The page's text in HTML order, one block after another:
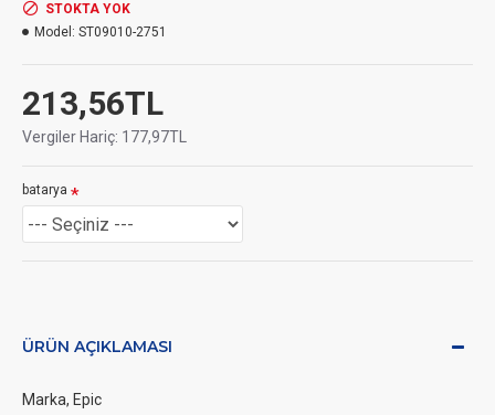
213,56TL
Vergiler Hariç: 177,97TL
STOKTA YOK
Model: ST09010-2751
batarya
ÜRÜN AÇIKLAMASI
Marka, Epic